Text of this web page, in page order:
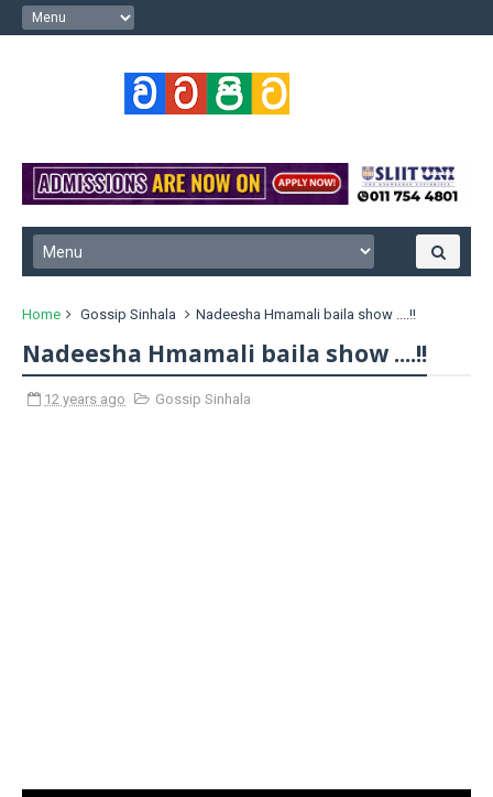
Home Gossip Sinhala Nadeesha Hmamali baila show ....!!
Nadeesha Hmamali baila show ....!!
12 years ago Gossip Sinhala